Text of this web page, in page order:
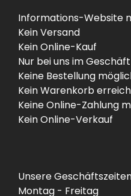
Informations-Website
Kein Versand
Kein Online-Kauf
Nur bei uns im Geschäft
Keine Bestellung
Kein Warenkorb
Keine Online-Zahlung
Kein Online-Verkauf
Unsere
Montag - Freitag